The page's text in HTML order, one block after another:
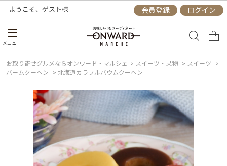
ようこそ、 ゲスト様 会員登録 ログイン
メニュー
お取り寄せグルメならオンワード・マルシェ > スイーツ・果物 > スイーツ
>
バームクーヘン
> 北海道カラフルバウムクーヘン